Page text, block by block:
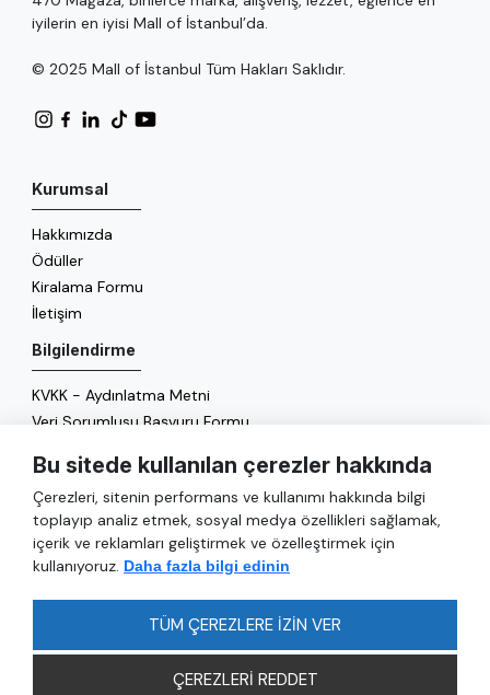
iyilerin en iyisi Mall of İstanbul’da.
© 2025 Mall of İstanbul Tüm Hakları Saklıdır.
Kurumsal
Hakkımızda
Ödüller
Kiralama Formu
İletişim
Bilgilendirme
KVKK - Aydınlatma Metni
Veri Sorumlusu Başvuru Formu
Enerji Politikası
Genel
Hizmetler
Bu sitede kullanılan çerezler hakkında
Çerezleri, sitenin performans ve kullanımı hakkında bilgi
toplayıp analiz etmek, sosyal medya özellikleri sağlamak,
içerik ve reklamları geliştirmek ve özelleştirmek için
kullanıyoruz. Daha fazla bilgi edinin
TÜM ÇEREZLERE İZİN VER
ÇEREZLERİ REDDET